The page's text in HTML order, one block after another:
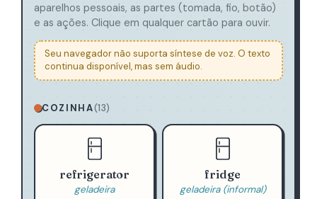
aparelhos pessoais, as partes (tomada, fio, botão)
e as ações. Clique em qualquer cartão para ouvir.
Seu navegador não suporta síntese de voz. O texto
continua disponível, mas sem áudio.
COZINHA(13)
refrigerator
geladeira
fridge
geladeira (informal)